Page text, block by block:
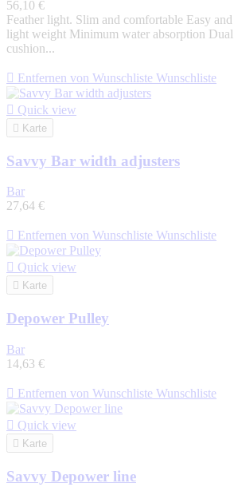
56,10 €
Feather light. Slim and comfortable Easy
light weight Minimum water absorption
cushion...
 Entfernen von Wunschliste Wunschliste
 Quick view
 Karte
Savvy Bar width adjusters
Bar
27,64 €
 Entfernen von Wunschliste Wunschliste
 Quick view
 Karte
Depower Pulley
Bar
14,63 €
 Entfernen von Wunschliste Wunschliste
 Quick view
 Karte
Savvy Depower line